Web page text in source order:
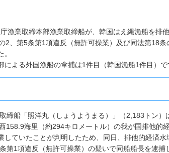
漁業取締本部漁業取締船が、韓国はえ縄漁船を排
2、第5条第1項違反（無許可操業）及び同法第18条
よる外国漁船の拿捕は1件目（韓国漁船1件目）で
締船「照洋丸（しょうようまる）」（2,183トン
158.9海里（約294キロメートル）の我が国排他的
していたことが判明したため、同日、排他的経済
第1項違反（無許可操業）の疑いで同船船長を逮捕